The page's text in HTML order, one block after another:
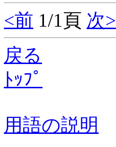
<前 1/1頁 次>
戻る
ﾄｯﾌﾟ
用語の説明